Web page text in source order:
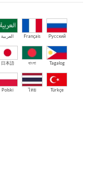
العربية Français Русский
日本語 বাংলা Tagalog
Polski ไทย Türkçe